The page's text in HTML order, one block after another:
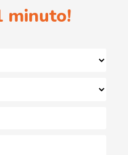
minuto!